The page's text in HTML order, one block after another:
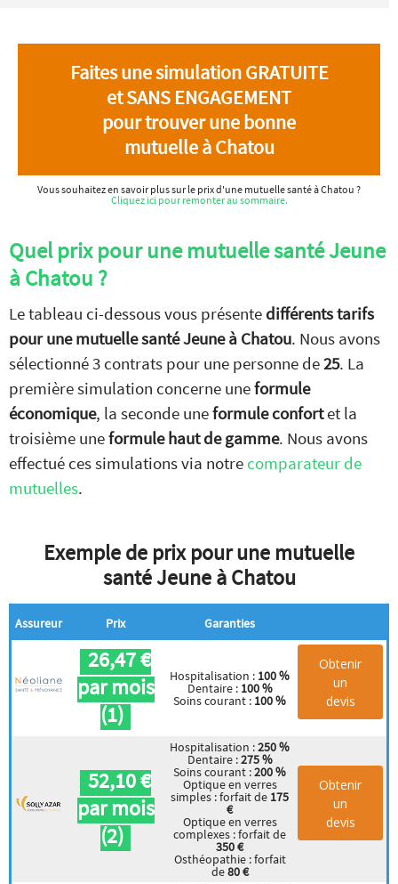
Faites une simulation GRATUITE
et SANS ENGAGEMENT
pour trouver une bonne
mutuelle à Chatou
Vous souhaitez en savoir plus sur le prix d'une mutuelle santé à Chatou ?
Cliquez ici pour remonter au sommaire.
Quel prix pour une mutuelle santé Jeune
à Chatou ?
Le tableau ci-dessous vous présente différents tarifs
pour une mutuelle santé Jeune à Chatou. Nous avons
sélectionné 3 contrats pour une personne de25. La
première simulation concerne uneformule
économique, la seconde uneformule confortet la
troisième uneformule haut de gamme. Nous avons
effectué ces simulations via notre comparateur de
mutuelles.
Exemple de prix pour une mutuelle
santé Jeune à Chatou
Assureur Prix Garanties
26,47 €
par mois
(1)
Hospitalisation : 100 %
Dentaire : 100 %
Soins courant : 100 %
Obtenir
un
devis
52,10 €
par mois
(2)
Hospitalisation :250 %
Dentaire :275 %
Soins courant :200 %
Optique en verres
simples : forfait de 175
€
Optique en verres
complexes : forfait de
350 €
Osthéopathie : forfait
de80 €
Obtenir
un
devis